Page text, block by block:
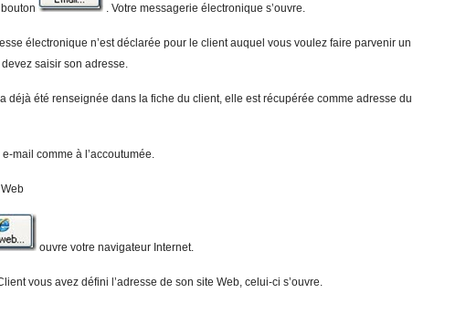
. Votre messagerie électronique s’ouvre.
électronique n’est déclarée pour le client auquel vous voulez faire parvenir un
saisir son adresse.
déjà été renseignée dans la fiche du client, elle est récupérée comme adresse du
mail comme à l’accoutumée.
ouvre votre navigateur Internet.
vous avez défini l’adresse de son site Web, celui-ci s’ouvre.